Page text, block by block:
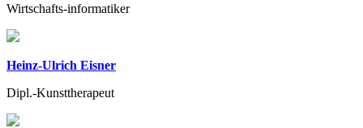
Wirtschafts-informatiker
Heinz-Ulrich Eisner
Dipl.-Kunsttherapeut